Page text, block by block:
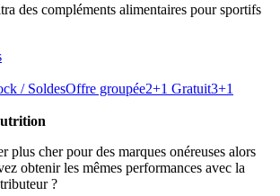
des compléments alimentaires pour sportifs
/ SoldesOffre groupée2+1 Gratuit3+1
plus cher pour des marques onéreuses alors
obtenir les mêmes performances avec la
?